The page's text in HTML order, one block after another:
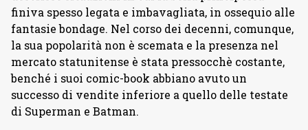
finiva spesso legata e imbavagliata, in ossequio alle
fantasie bondage. Nel corso dei decenni, comunque,
la sua popolarità non è scemata e la presenza nel
mercato statunitense è stata pressocchè costante,
benché i suoi comic-book abbiano avuto un
successo di vendite inferiore a quello delle testate
di Superman e Batman.